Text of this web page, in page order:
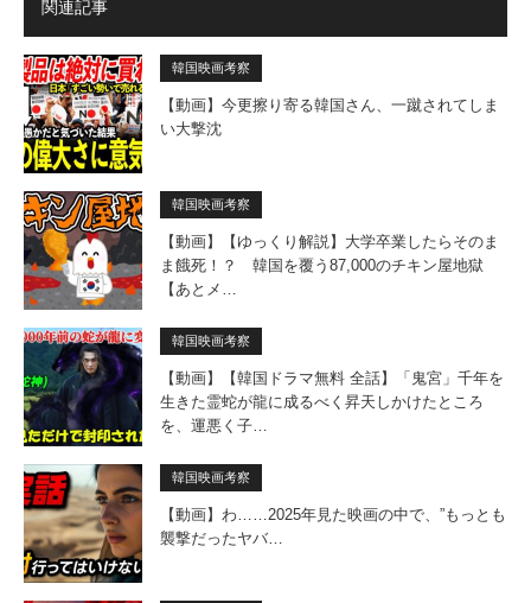
関連記事
韓国映画考察
【動画】今更擦り寄る韓国さん、一蹴されてしま
い大撃沈
韓国映画考察
【動画】【ゆっくり解説】大学卒業したらそのま
ま餓死！？ 韓国を覆う87,000のチキン屋地獄
【あとメ…
韓国映画考察
【動画】【韓国ドラマ無料 全話】「鬼宮」千年を
生きた霊蛇が龍に成るべく昇天しかけたところ
を、運悪く子…
韓国映画考察
【動画】わ……2025年見た映画の中で、”もっとも
襲撃だったヤバ…